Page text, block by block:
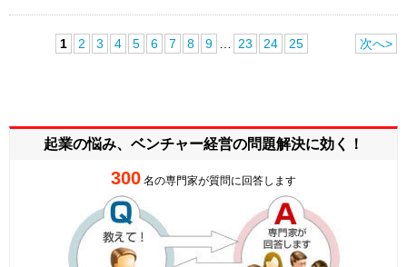
1 2 3 4 5 6 7 8 9 23 24 25 次へ>
起業の悩み、ベンチャー経営の問題解決に効く！
300 名の専門家が質問に回答します